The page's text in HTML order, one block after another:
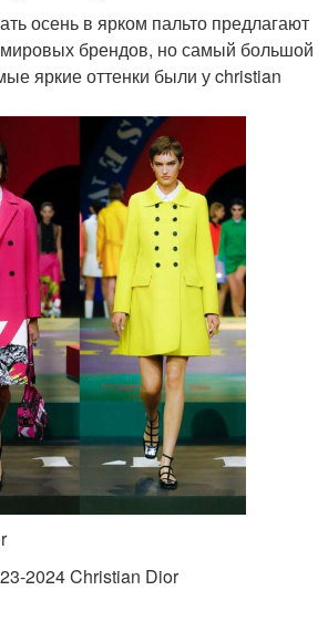
осень в ярком пальто предлагают
брендов, но самый большой
яркие оттенки были у christian
2024 Christian Dior